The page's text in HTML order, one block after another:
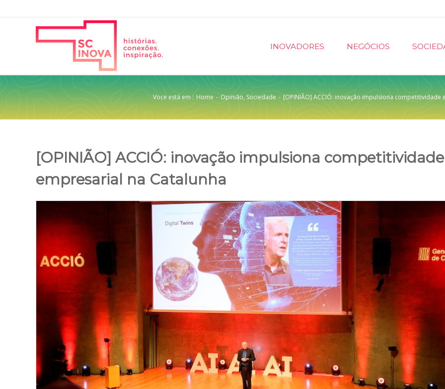
INOVADORES NEGÓCIOS
Voce está em : Home - Opinião,Sociedade - [OPINIÃO] ACCIÓ: inovação impulsiona competitividade
[OPINIÃO] ACCIÓ: inovação impulsiona competitividade
empresarial na Catalunha
Larger
Image